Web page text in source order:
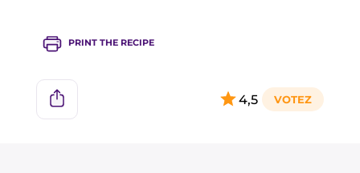
PRINT THE RECIPE
4,5